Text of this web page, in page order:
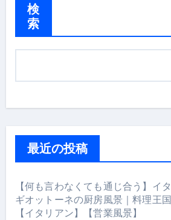
検
索
最近の投稿
【何も言わなくても通じ合う】イ
ギオットーネの厨房風景｜料理王
【イタリアン】【営業風景】